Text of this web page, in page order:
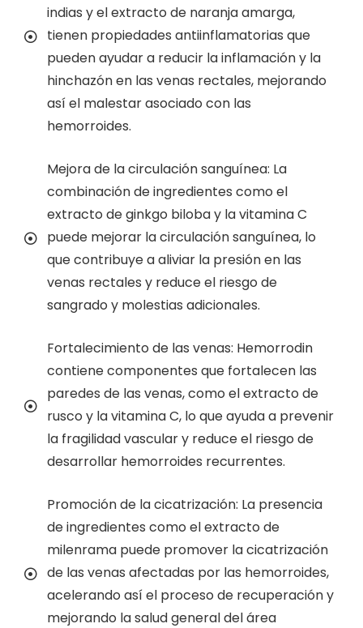
indias y el extracto de naranja amarga,
tienen propiedades antiinflamatorias que
pueden ayudar a reducir la inflamación y la
hinchazón en las venas rectales, mejorando
así el malestar asociado con las
hemorroides.
Mejora de la circulación sanguínea: La
combinación de ingredientes como el
extracto de ginkgo biloba y la vitamina C
puede mejorar la circulación sanguínea, lo
que contribuye a aliviar la presión en las
venas rectales y reduce el riesgo de
sangrado y molestias adicionales.
Fortalecimiento de las venas: Hemorrodin
contiene componentes que fortalecen las
paredes de las venas, como el extracto de
rusco y la vitamina C, lo que ayuda a prevenir
la fragilidad vascular y reduce el riesgo de
desarrollar hemorroides recurrentes.
Promoción de la cicatrización: La presencia
de ingredientes como el extracto de
milenrama puede promover la cicatrización
de las venas afectadas por las hemorroides,
acelerando así el proceso de recuperación y
mejorando la salud general del área